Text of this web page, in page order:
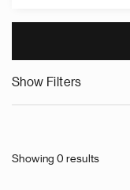
Show Filters
Showing 0 results